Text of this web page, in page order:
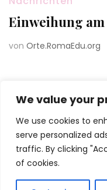
We value your
We use cookies to
serve personalized
traffic. By clicking
of cookies.
Einweihung am
von Orte.RomaEdu.org
Seite Seite
4
Entwickelt von